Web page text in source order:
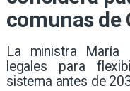
comunas de
La ministra María
legales para
sistema antes de